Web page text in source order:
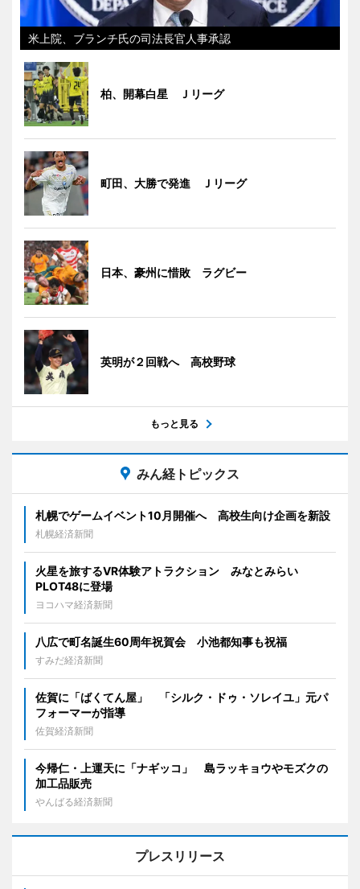
米上院、ブランチ氏の司法長官人事承認
柏、開幕白星 Ｊリーグ
町田、大勝で発進 Ｊリーグ
日本、豪州に惜敗 ラグビー
英明が２回戦へ 高校野球
もっと見る
みん経トピックス
札幌でゲームイベント10月開催へ 高校生向け企画を新設
札幌経済新聞
火星を旅するVR体験アトラクション みなとみらい
PLOT48に登場
ヨコハマ経済新聞
八広で町名誕生60周年祝賀会 小池都知事も祝福
すみだ経済新聞
佐賀に「ばくてん屋」 「シルク・ドゥ・ソレイユ」元パ
フォーマーが指導
佐賀経済新聞
今帰仁・上運天に「ナギッコ」 島ラッキョウやモズクの
加工品販売
やんばる経済新聞
プレスリリース